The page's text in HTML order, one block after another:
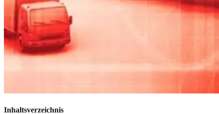
Inhaltsverzeichnis